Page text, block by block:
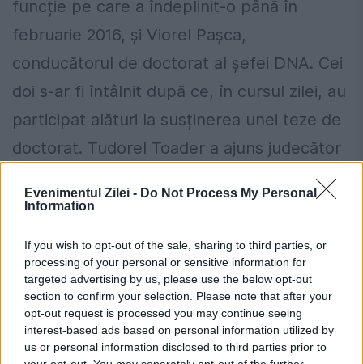
Evenimentul Zilei - Do Not Process My Personal
Information
If you wish to opt-out of the sale, sharing to third parties, or
processing of your personal or sensitive information for
targeted advertising by us, please use the below opt-out
section to confirm your selection. Please note that after your
opt-out request is processed you may continue seeing
interest-based ads based on personal information utilized by
us or personal information disclosed to third parties prior to
funcție pe care a îndeplinit-o până în
februarie 2016, și Viorel Pașca,
conducătorul de doctorat al șefei DNA. Cei
doi s-ar fi întâlnit după ce, în cursul zilei, au
participat alături la susținerea unei teze de
doctorat. Tudorel Toader a ajuns judecător
ocupe această funcție, după ce a fost
trecut, în anii ‚80, acesta a fost procuror,
din acest motiv numele său fiind asociat cu
sistemul opresiv al PCR. Toader este, acum,
rector al Universității „Alexandru Ioan Cuza“